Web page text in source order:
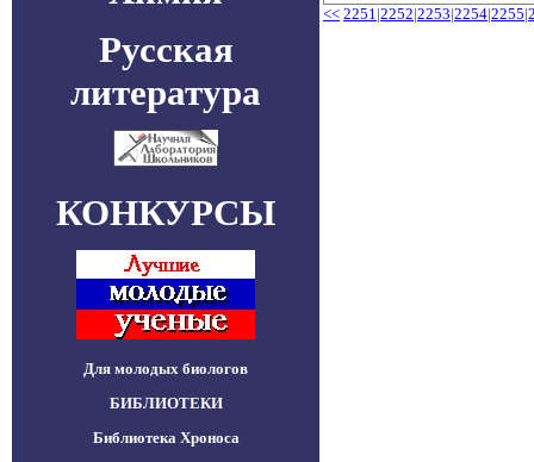
Русская
литература
КОНКУРСЫ
Для молодых биологов
БИБЛИОТЕКИ
Библиотека Хроноса
<< 2251|2252|2253|2254|2255|